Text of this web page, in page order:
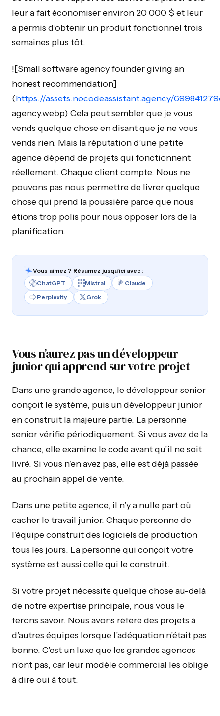
leur a fait économiser environ 20 000 $ et leur
a permis d’obtenir un produit fonctionnel trois
semaines plus tôt.
![Small software agency founder giving an
honest recommendation]
(https://assets.nocodeassistant.agency/
agency.webp) Cela peut sembler que je vous
vends quelque chose en disant que je ne vous
vends rien. Mais la réputation d’une petite
agence dépend de projets qui fonctionnent
réellement. Chaque client compte. Nous ne
pouvons pas nous permettre de livrer quelque
chose qui prend la poussière parce que nous
étions trop polis pour nous opposer lors de la
planification.
Vous aimez ? Résumez jusqu'ici avec :
ChatGPT
Mistral
Claude
Perplexity
Grok
Vous n’aurez pas un développeur
junior qui apprend sur votre projet
Dans une grande agence, le développeur senior
conçoit le système, puis un développeur junior
en construit la majeure partie. La personne
senior vérifie périodiquement. Si vous avez de la
chance, elle examine le code avant qu’il ne soit
livré. Si vous n’en avez pas, elle est déjà passée
au prochain appel de vente.
Dans une petite agence, il n’y a nulle part où
cacher le travail junior. Chaque personne de
l’équipe construit des logiciels de production
tous les jours. La personne qui conçoit votre
système est aussi celle qui le construit.
Si votre projet nécessite quelque chose au-delà
de notre expertise principale, nous vous le
ferons savoir. Nous avons référé des projets à
d’autres équipes lorsque l’adéquation n’était pas
bonne. C’est un luxe que les grandes agences
n’ont pas, car leur modèle commercial les oblige
à dire oui à tout.